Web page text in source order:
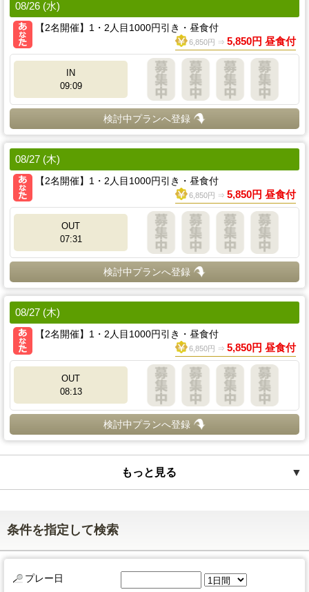
08/26 (水)
【2名開催】1・2人目1000円引き・昼食付
6,850円 ⇒ 5,850円 昼食付
IN
09:09
検討中プランへ登録
08/27 (木)
【2名開催】1・2人目1000円引き・昼食付
6,850円 ⇒ 5,850円 昼食付
OUT
07:31
検討中プランへ登録
08/27 (木)
【2名開催】1・2人目1000円引き・昼食付
6,850円 ⇒ 5,850円 昼食付
OUT
08:13
検討中プランへ登録
▼
もっと見る
条件を指定して検索
プレー日